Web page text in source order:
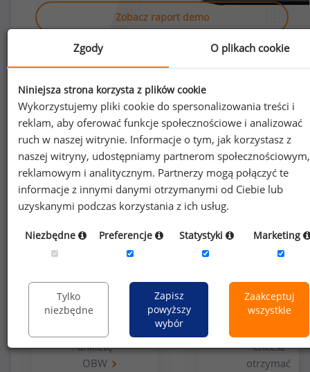
Zobacz raport demo
Jak uzyskać dostęp do raportu?
bezpłatna
ankietę
OBW
użytkowników
premium
Chcesz
otrzymać
Zgody O plikach cookie
Niniejsza strona korzysta z plików cookie
Wykorzystujemy pliki cookie do spersonalizowania treści i
reklam, aby oferować funkcje społecznościowe i analizować
ruch w naszej witrynie. Informacje o tym, jak korzystasz z
naszej witryny, udostępniamy partnerom społecznościowym,
reklamowym i analitycznym. Partnerzy mogą połączyć te
informacje z innymi danymi otrzymanymi od Ciebie lub
uzyskanymi podczas korzystania z ich usług.
Niezbędne Preferencje Statystyki Marketing
Tylko
niezbędne
Zapisz
powyższy
wybór
Zaakceptuj
wszystkie